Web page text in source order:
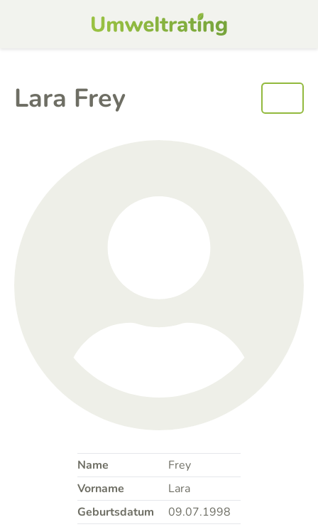
Lara Frey
Name
Frey
Vorname
Lara
Geburtsdatum
09.07.1998